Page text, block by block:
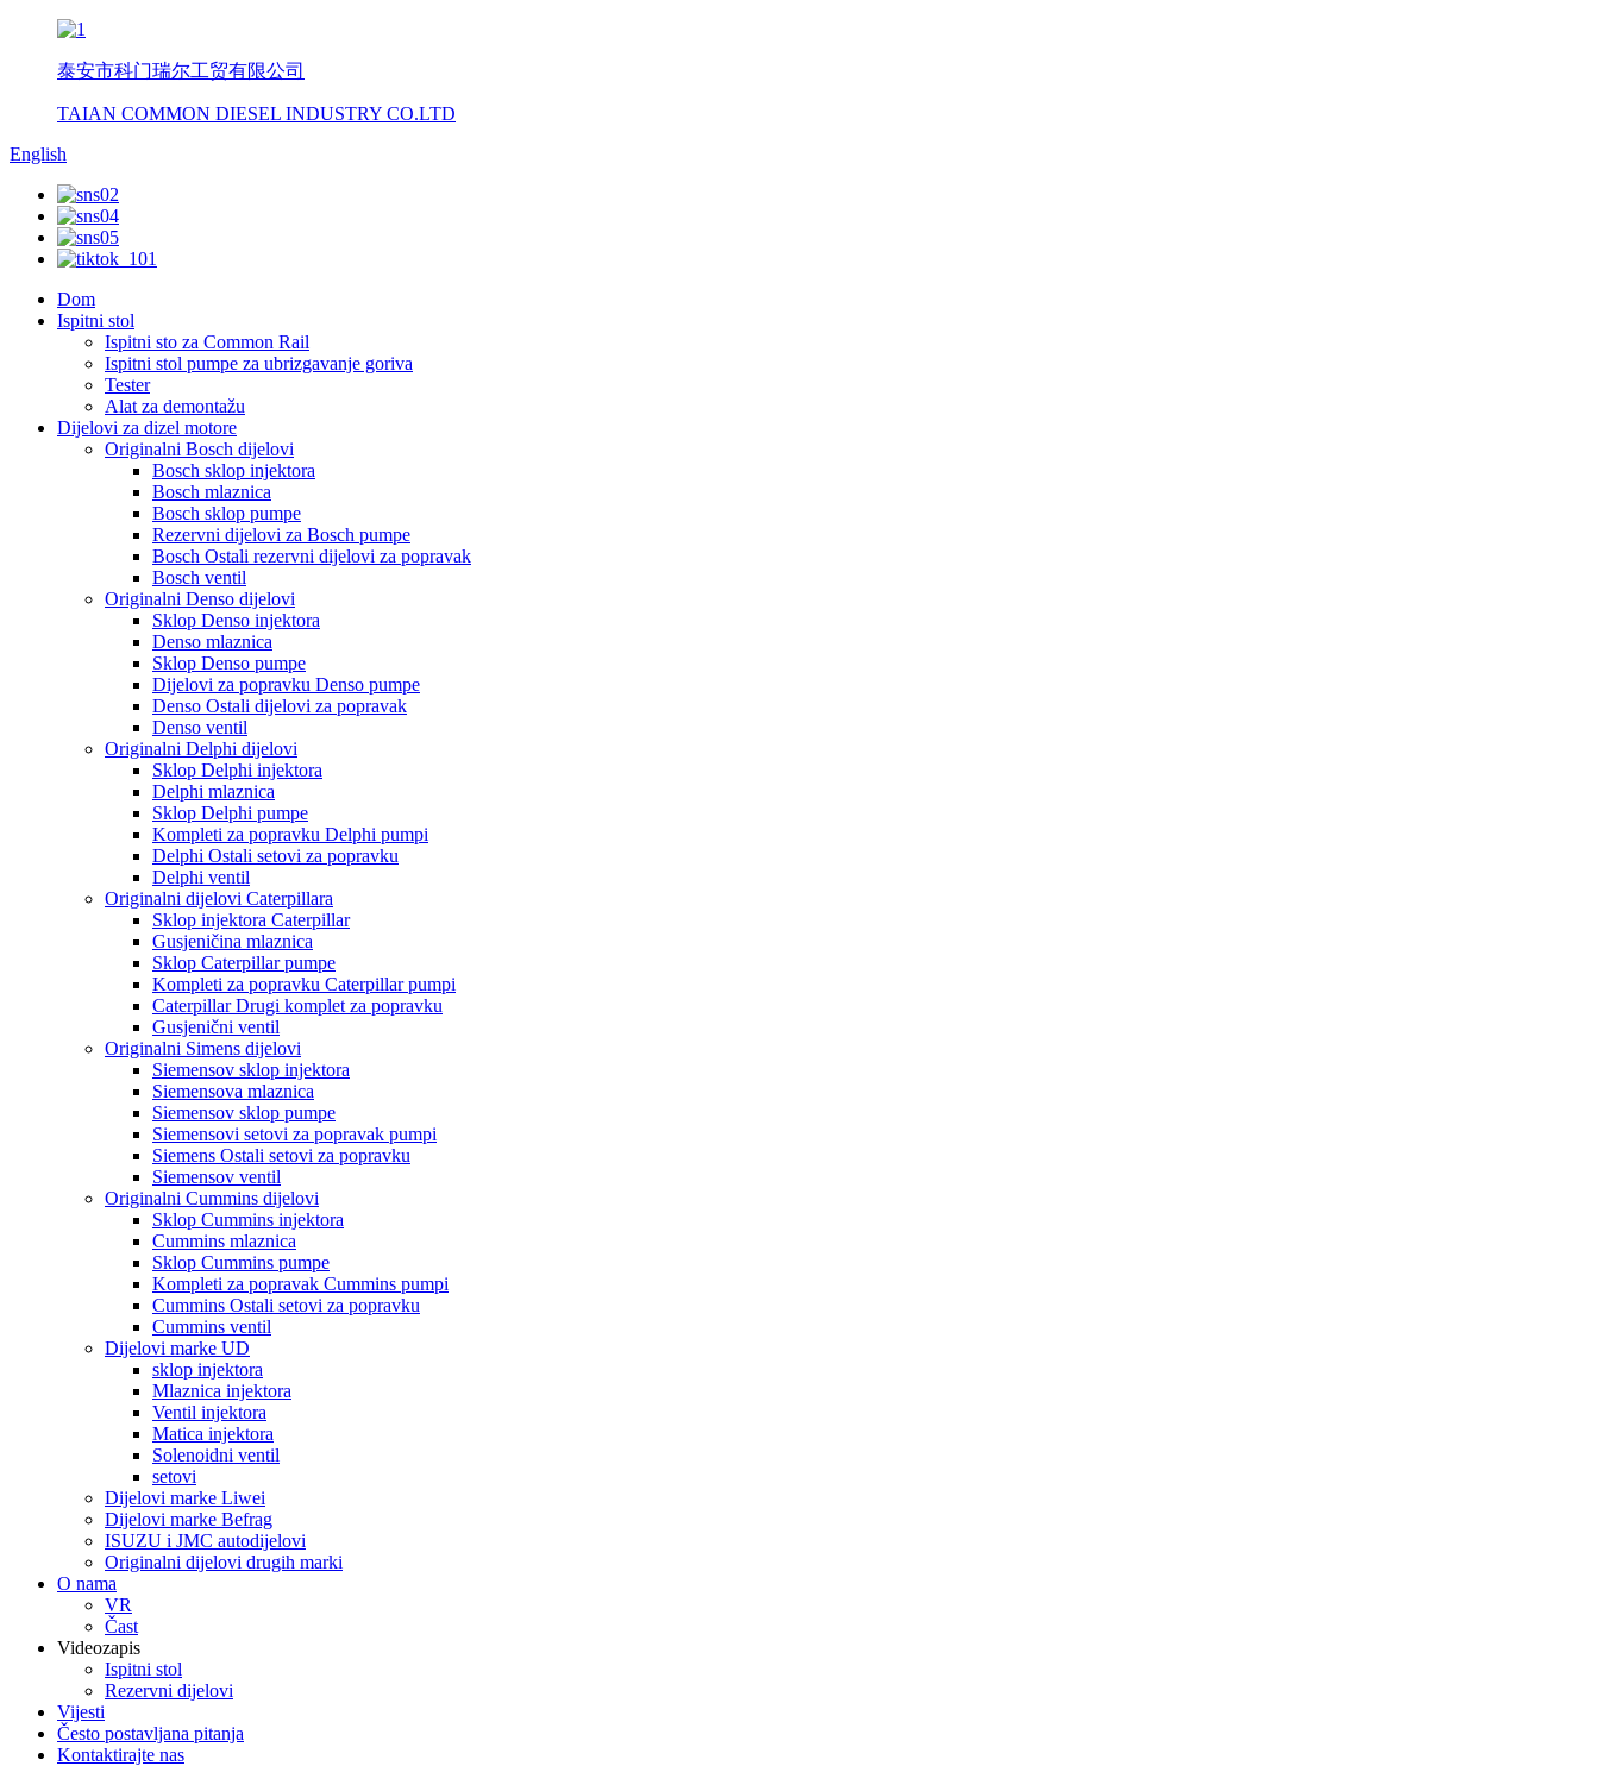
泰安市科门瑞尔工贸有限公司
TAIAN COMMON DIESEL INDUSTRY CO.LTD
English
Dom
Ispitni stol
Ispitni sto za Common Rail
Ispitni stol pumpe za ubrizgavanje goriva
Tester
Alat za demontažu
Dijelovi za dizel motore
Originalni Bosch dijelovi
Bosch sklop injektora
Bosch mlaznica
Bosch sklop pumpe
Rezervni dijelovi za Bosch pumpe
Bosch Ostali rezervni dijelovi za popravak
Bosch ventil
Originalni Denso dijelovi
Sklop Denso injektora
Denso mlaznica
Sklop Denso pumpe
Dijelovi za popravku Denso pumpe
Denso Ostali dijelovi za popravak
Denso ventil
Originalni Delphi dijelovi
Sklop Delphi injektora
Delphi mlaznica
Sklop Delphi pumpe
Kompleti za popravku Delphi pumpi
Delphi Ostali setovi za popravku
Delphi ventil
Originalni dijelovi Caterpillara
Sklop injektora Caterpillar
Gusjeničina mlaznica
Sklop Caterpillar pumpe
Kompleti za popravku Caterpillar pumpi
Caterpillar Drugi komplet za popravku
Gusjenični ventil
Originalni Simens dijelovi
Siemensov sklop injektora
Siemensova mlaznica
Siemensov sklop pumpe
Siemensovi setovi za popravak pumpi
Siemens Ostali setovi za popravku
Siemensov ventil
Originalni Cummins dijelovi
Sklop Cummins injektora
Cummins mlaznica
Sklop Cummins pumpe
Kompleti za popravak Cummins pumpi
Cummins Ostali setovi za popravku
Cummins ventil
Dijelovi marke UD
sklop injektora
Mlaznica injektora
Ventil injektora
Matica injektora
Solenoidni ventil
setovi
Dijelovi marke Liwei
Dijelovi marke Befrag
ISUZU i JMC autodijelovi
Originalni dijelovi drugih marki
O nama
VR
Čast
Videozapis
Ispitni stol
Rezervni dijelovi
Vijesti
Često postavljana pitanja
Kontaktirajte nas